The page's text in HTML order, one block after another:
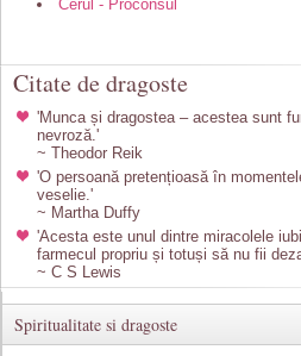
Cerul - Proconsul
Citate de dragoste
'Munca și dragostea – acestea sunt
nevroză.'
~ Theodor Reik
'O persoană pretențioasă în
veselie.'
~ Martha Duffy
'Acesta este unul dintre miracolele
farmecul propriu și totuși să nu fii
~ C S Lewis
Spiritualitate si dragoste